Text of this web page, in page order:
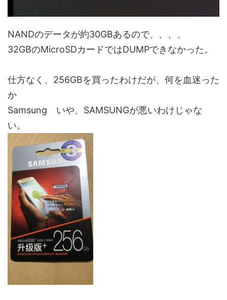
NANDのデータが約30GBあるので、、、、
32GBのMicroSDカードではDUMPできなかった。
仕方なく、256GBを買ったわけだが、何を血迷った
か
Samsung いや、SAMSUNGが悪いわけじゃな
い。